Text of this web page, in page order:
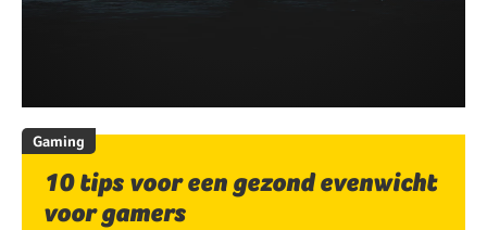
Gaming
10 tips voor een gezond evenwicht
voor gamers